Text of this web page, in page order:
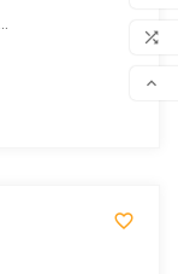


